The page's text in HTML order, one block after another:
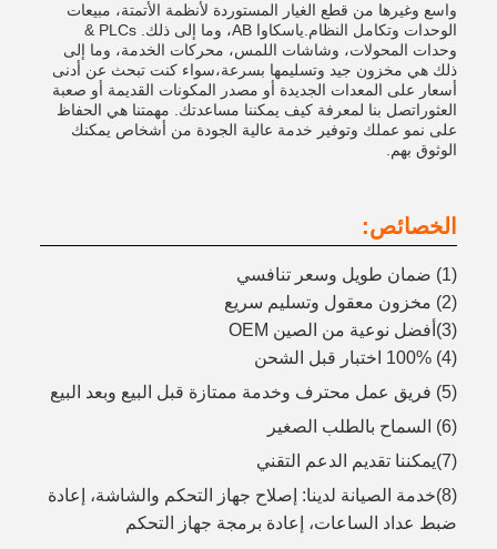
واسع وغيرها من قطع الغيار المستوردة لأنظمة الأتمتة، مبيعات
الوحدات وتكامل النظام.ياسكاوا AB، وما إلى ذلك. PLCs &
وحدات المحولات، وشاشات اللمس، محركات الخدمة، وما إلى
ذلك هي مخزون جيد وتسليمها بسرعة،سواء كنت تبحث عن أدنى
أسعار على المعدات الجديدة أو مصدر المكونات القديمة أو صعبة
العثوراتصل بنا لمعرفة كيف يمكننا مساعدتك. مهمتنا هي الحفاظ
على نمو عملك وتوفير خدمة عالية الجودة من أشخاص يمكنك
الوثوق بهم.
الخصائص:
(1) ضمان طويل وسعر تنافسي
(2) مخزون معقول وتسليم سريع
(3)أفضل نوعية من الصين OEM
(4) 100% اختبار قبل الشحن
(5) فريق عمل محترف وخدمة ممتازة قبل البيع وبعد البيع
(6) السماح بالطلب الصغير
(7)يمكننا تقديم الدعم التقني
(8)خدمة الصيانة لدينا: إصلاح جهاز التحكم والشاشة، إعادة
ضبط عداد الساعات، إعادة برمجة جهاز التحكم